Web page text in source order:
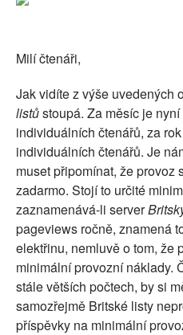
Milí čtenáři,
Jak vidíte z výše uvedených
listůstoupá. Za měsíc je
individuálních čtenářů, za
individuálních čtenářů. Je
muset připomínat, že provoz
zadarmo. Stojí to určité
zaznamenává-li server
pageviews ročně, znamená
elektřinu, nemluvě o tom, že
minimální provozní náklady.
stále větších počtech, by si
samozřejmě Britské listy
příspěvky na minimální